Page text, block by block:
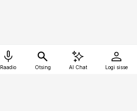
Raadio Otsing AI Chat Logi sisse